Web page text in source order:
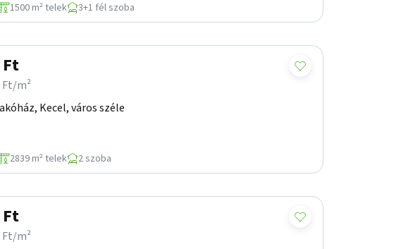
1500 m² telek 3+1 fél szoba
Ft
Ft/m²
Kecel, város széle
2839 m² telek 2 szoba
Ft
Ft/m²